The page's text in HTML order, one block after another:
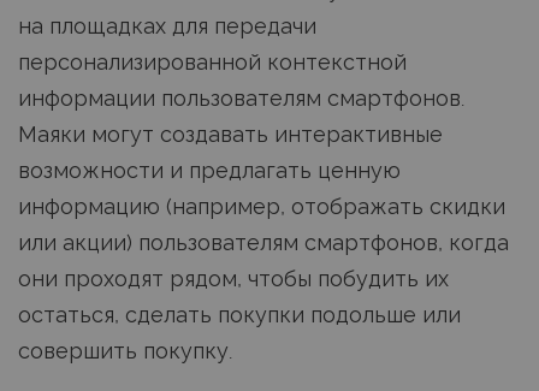
на площадках для передачи
персонализированной контекстной
информации пользователям смартфонов.
Маяки могут создавать интерактивные
возможности и предлагать ценную
информацию (например, отображать скидки
или акции) пользователям смартфонов, когда
они проходят рядом, чтобы побудить их
остаться, сделать покупки подольше или
совершить покупку.